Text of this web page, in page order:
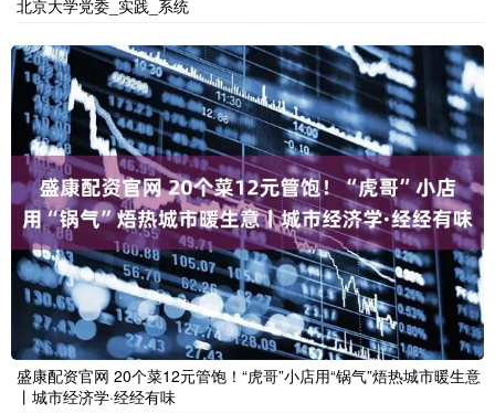
北京大学党委_实践_系统
盛康配资官网 20个菜12元管饱！“虎哥”小店用“锅气”焐热城市暖生意
丨城市经济学·经经有味